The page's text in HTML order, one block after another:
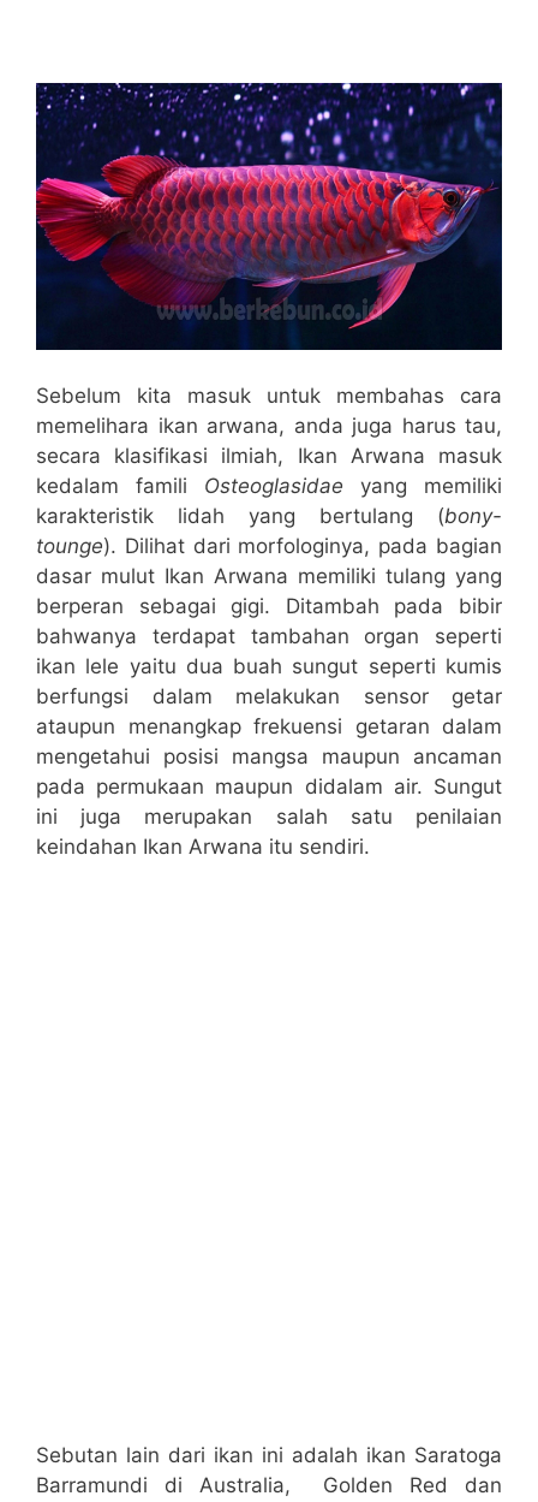
Sebelum kita masuk untuk membahas cara
memelihara ikan arwana, anda juga harus tau,
secara klasifikasi ilmiah, Ikan Arwana masuk
kedalam famili Osteoglasidae yang memiliki
karakteristik lidah yang bertulang (bony-
tounge). Dilihat dari morfologinya, pada bagian
dasar mulut Ikan Arwana memiliki tulang yang
berperan sebagai gigi. Ditambah pada bibir
bahwanya terdapat tambahan organ seperti
ikan lele yaitu dua buah sungut seperti kumis
berfungsi dalam melakukan sensor getar
ataupun menangkap frekuensi getaran dalam
mengetahui posisi mangsa maupun ancaman
pada permukaan maupun didalam air. Sungut
ini juga merupakan salah satu penilaian
keindahan Ikan Arwana itu sendiri.
Sebutan lain dari ikan ini adalah ikan Saratoga
Barramundi di Australia, Golden Red dan